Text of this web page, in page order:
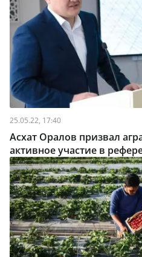
25.05.22, 17:40
Асхат Оралов призвал
активное участие в